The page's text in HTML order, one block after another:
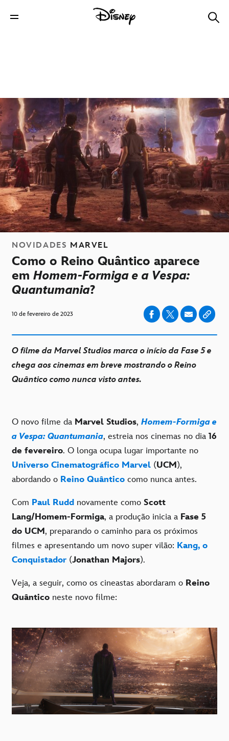
NOVIDADES MARVEL
Como o Reino Quântico aparece
em Homem-Formiga e a Vespa:
Quantumania?
10 de fevereiro de 2023
O filme da Marvel Studios marca o início da Fase 5 e
chega aos cinemas em breve mostrando o Reino
Quântico como nunca visto antes.
O novo filme da Marvel Studios, Homem-Formiga e
a Vespa: Quantumania, estreia nos cinemas no dia 16
de fevereiro. O longa ocupa lugar importante no
Universo Cinematográfico Marvel (UCM),
abordando o Reino Quântico como nunca antes.
Com Paul Rudd novamente como Scott
Lang/Homem-Formiga, a produção inicia a Fase 5
do UCM, preparando o caminho para os próximos
filmes e apresentando um novo super vilão: Kang, o
Conquistador (Jonathan Majors).
Veja, a seguir, como os cineastas abordaram o Reino
Quântico neste novo filme: